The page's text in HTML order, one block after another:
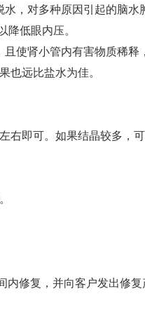
，对多种原因引起的脑水
降低眼内压。
使肾小管内有害物质稀释
也远比盐水为佳。
右即可。如果结晶较多，
修复，并向客户发出修复